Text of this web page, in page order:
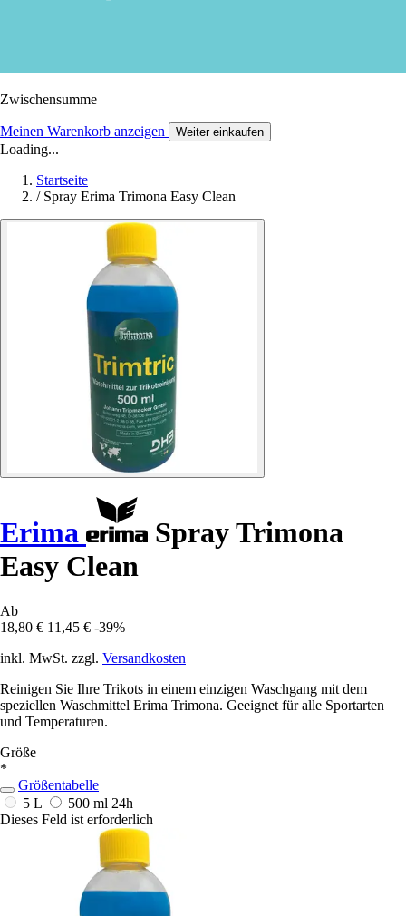
Zwischensumme
Meinen Warenkorb anzeigen Weiter einkaufen
Loading...
Startseite
/ Spray Erima Trimona Easy Clean
Erima
Spray Trimona
Easy Clean
Ab
18,80 € 11,45 € -39%
inkl. MwSt. zzgl. Versandkosten
Reinigen Sie Ihre Trikots in einem einzigen Waschgang mit dem
speziellen Waschmittel Erima Trimona. Geeignet für alle Sportarten
und Temperaturen.
Größe
*
Größentabelle
5 L
500 ml 24h
Dieses Feld ist erforderlich